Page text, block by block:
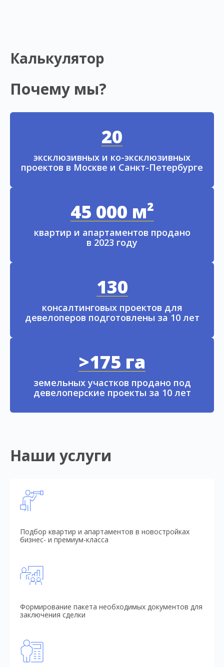
Калькулятор
Почему мы?
20
эксклюзивных и ко-эксклюзивных
проектов в Москве и Санкт-Петербурге
45 000 м²
квартир и апартаментов продано
в 2023 году
130
консалтинговых проектов для
девелоперов подготовлены за 10 лет
>175 га
земельных участков продано под
девелоперские проекты за 10 лет
Наши услуги
Подбор квартир и апартаментов в новостройках
бизнес- и премиум-класса
Формирование пакета необходимых документов для
заключения сделки